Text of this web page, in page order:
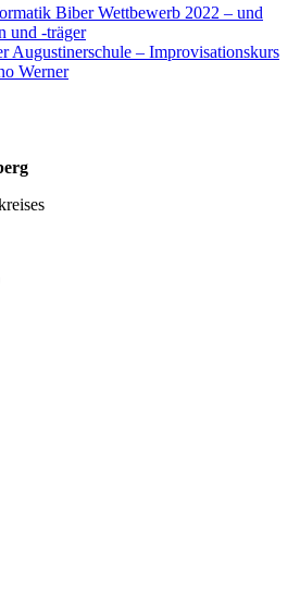
Biber Wettbewerb 2022 – und
und -träger
Augustinerschule – Improvisationskurs
Werner